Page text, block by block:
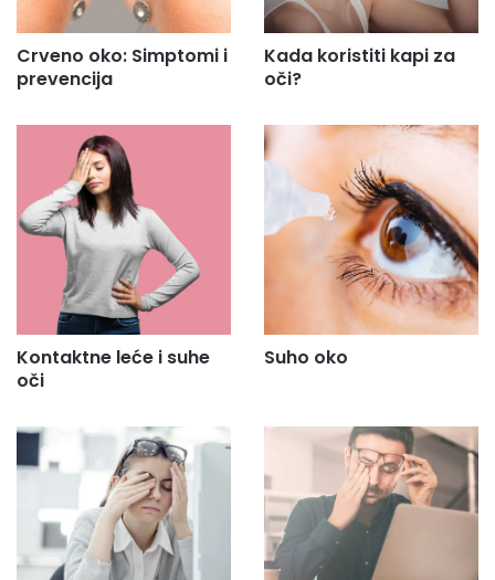
.
Crveno oko: Simptomi i
prevencija
Kada koristiti kapi za
oči?
Kontaktne leće i suhe
oči
Suho oko